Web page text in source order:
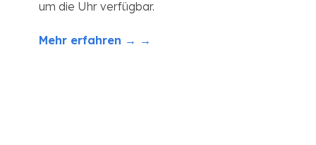
um die Uhr verfügbar.
Mehr erfahren → →